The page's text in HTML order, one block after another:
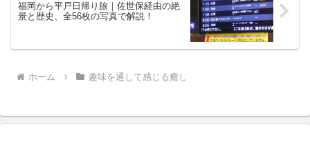
福岡から平戸日帰り旅｜佐世保経由の絶
景と歴史、全56枚の写真で解説！
ホーム 趣味を通して感じる癒し